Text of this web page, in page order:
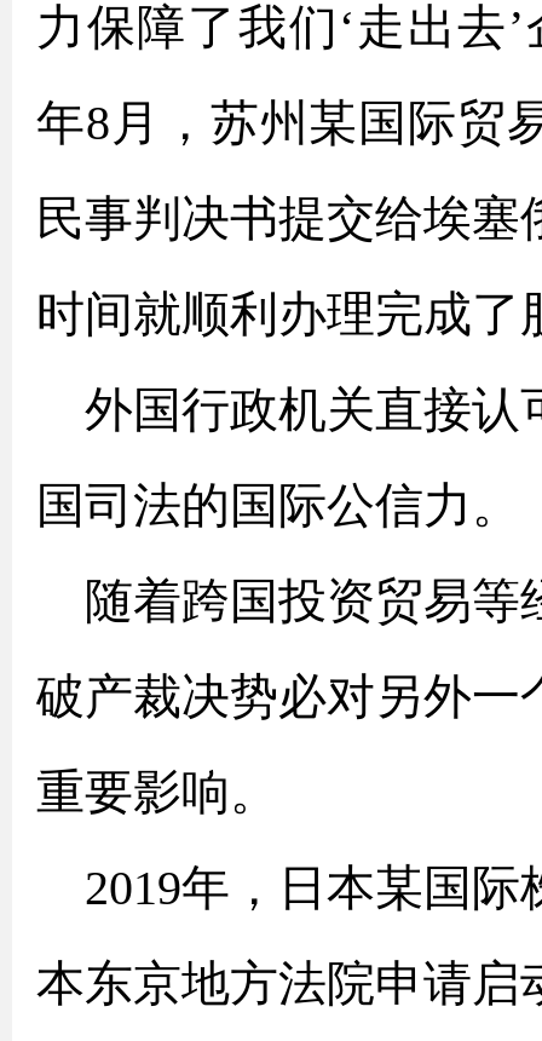
力保障了我们‘走出去
年8月，苏州某国际贸
民事判决书提交给埃
时间就顺利办理完成了
外国行政机关直接认
国司法的国际公信力。
随着跨国投资贸易等
破产裁决势必对另外一
重要影响。
2019年，日本某国际
本东京地方法院申请启